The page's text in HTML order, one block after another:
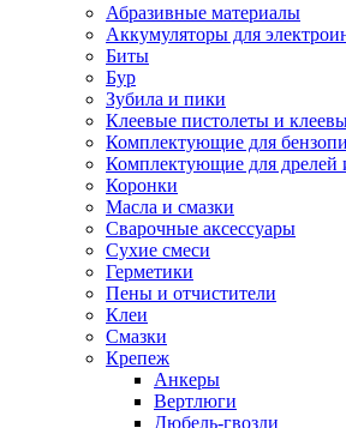
Абразивные материалы
Аккумуляторы для
Биты
Бур
Зубила и пики
Клеевые пистолеты и
Комплектующие для
Комплектующие для дрелей
Коронки
Масла и смазки
Сварочные аксессуары
Сухие смеси
Герметики
Пены и отчистители
Клеи
Смазки
Крепеж
Анкеры
Вертлюги
Дюбель-гвозди